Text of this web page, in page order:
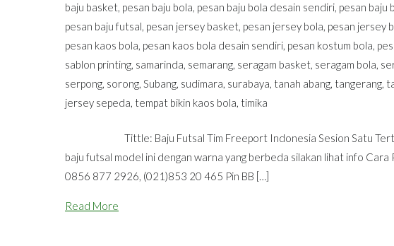
baju basket, pesan baju bola, pesan baju bola desain sendiri, pesan baju
pesan baju futsal, pesan jersey basket, pesan jersey bola, pesan jersey
pesan kaos bola, pesan kaos bola desain sendiri, pesan kostum bola,
sablon printing, samarinda, semarang, seragam basket, seragam bola,
serpong, sorong, Subang, sudimara, surabaya, tanah abang, tangerang,
jersey sepeda, tempat bikin kaos bola, timika
Tittle: Baju Futsal Tim Freeport Indonesia Sesion Satu
baju futsal model ini dengan warna yang berbeda silakan lihat info
0856 877 2926, (021)853 20 465 Pin BB […]
Read More